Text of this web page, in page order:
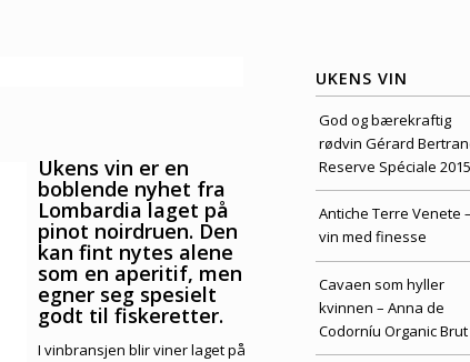
Ukens vin er en
boblende nyhet fra
Lombardia laget på
pinot noirdruen. Den
kan fint nytes alene
som en aperitif, men
egner seg spesielt
godt til fiskeretter.
I vinbransjen blir viner laget på
UKENS VIN
God og bærekraftig
rødvin Gérard
Reserve Spéciale 2015
Antiche Terre Venete –
vin med finesse
Cavaen som hyller
kvinnen – Anna de
Codorníu Organic Brut